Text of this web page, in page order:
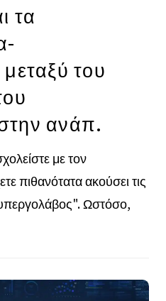
τα
του
ανάπ.
με τον
πιθανότατα ακούσει τις
Ωστόσο,